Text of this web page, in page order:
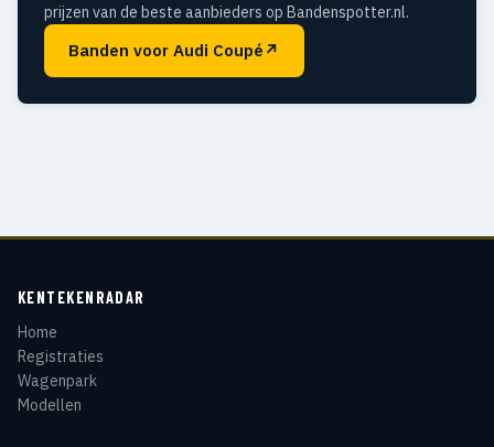
prijzen van de beste aanbieders op Bandenspotter.nl.
Banden voor Audi Coupé ↗
KENTEKENRADAR
Home
Registraties
Wagenpark
Modellen